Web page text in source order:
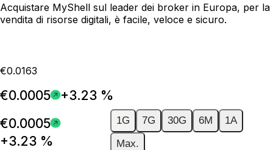
Acquistare MyShell sul leader dei broker in Europa, per la
vendita di risorse digitali, è facile, veloce e sicuro.
€0.0163
€0.0005
+3.23 %
€0.0005
+3.23 %
1G 7G 30G 6M
1A
Max.